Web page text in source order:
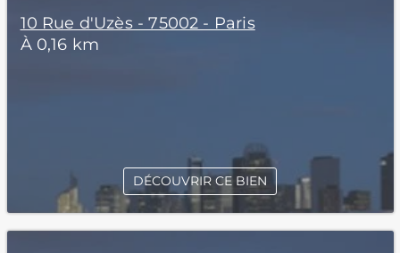
10 Rue d'Uzès - 75002 - Paris
À 0,16 km
DÉCOUVRIR CE BIEN